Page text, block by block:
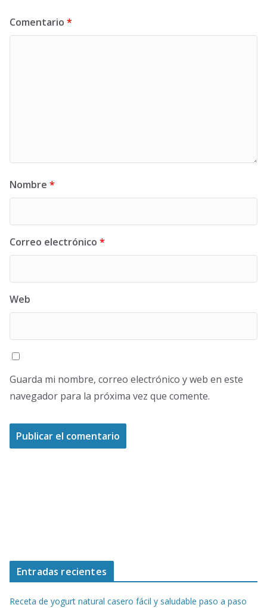
Comentario *
Nombre *
Correo electrónico *
Web
Guarda mi nombre, correo electrónico y web en este
navegador para la próxima vez que comente.
Entradas recientes
Receta de yogurt natural casero fácil y saludable paso a paso